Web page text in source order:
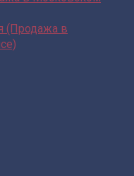
(Продажа в